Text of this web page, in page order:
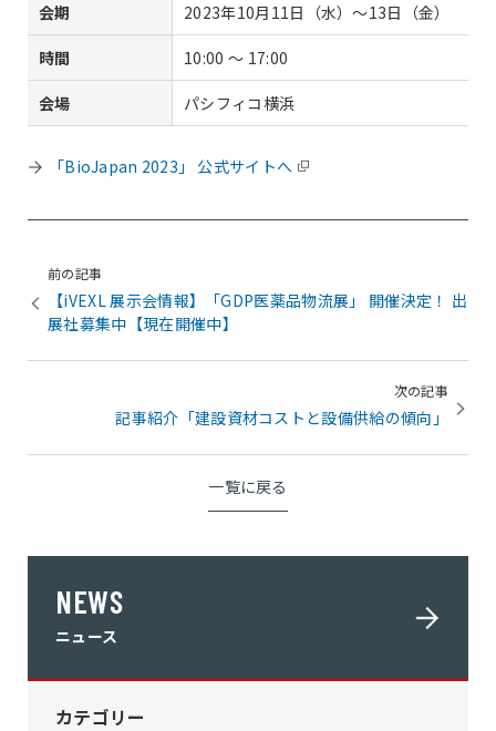
会期 2023年10月11日（水）～13日（金）
時間 10:00 ～ 17:00
会場 パシフィコ横浜
「BioJapan 2023」 公式サイトへ
前の記事
【iVEXL 展示会情報】「GDP医薬品物流展」 開催決定！ 出
展社募集中【現在開催中】
一覧に戻る
次の記事
記事紹介「建設資材コストと設備供給の傾向」
NEWS
ニュース
カテゴリー